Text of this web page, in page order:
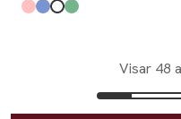
Produkten finns i färgerna:
Pink,
Blue Swirl
White,
Green Swirl
Visar 48